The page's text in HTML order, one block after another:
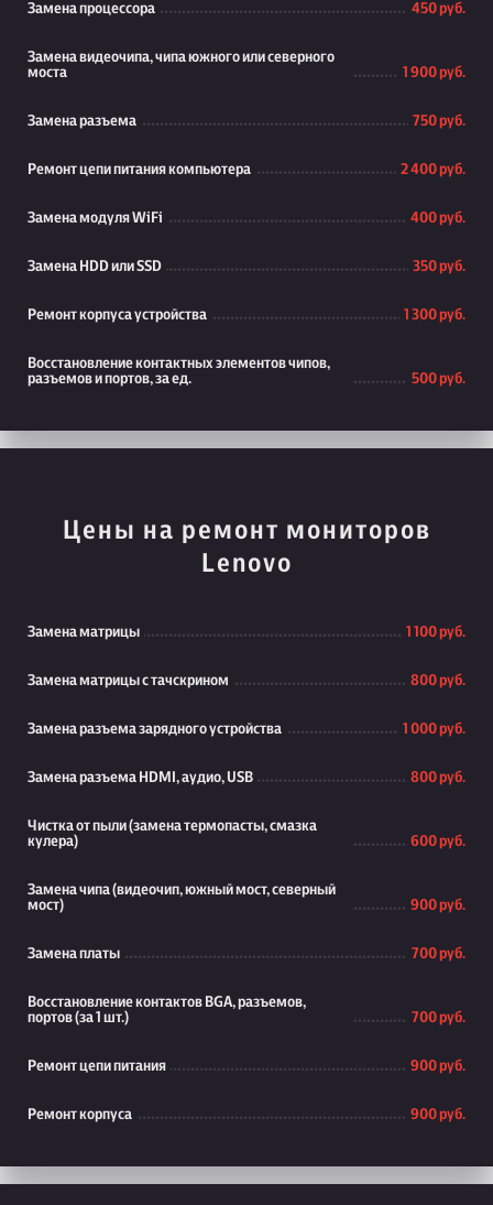
Замена процессора 450 руб.
Замена видеочипа, чипа южного или северного
моста
1 900 руб.
Замена разъема 750 руб.
Ремонт цепи питания компьютера 2 400 руб.
Замена модуля WiFi 400 руб.
Замена HDD или SSD 350 руб.
Ремонт корпуса устройства 1 300 руб.
Восстановление контактных элементов чипов,
разъемов и портов, за ед.
500 руб.
Цены на ремонт мониторов
Lenovo
Замена матрицы 1 100 руб.
Замена матрицы с тачскрином 800 руб.
Замена разъема зарядного устройства 1 000 руб.
Замена разъема HDMI, аудио, USB 800 руб.
Чистка от пыли (замена термопасты, смазка
кулера)
600 руб.
Замена чипа (видеочип, южный мост, северный
мост)
900 руб.
Замена платы 700 руб.
Восстановление контактов BGA, разъемов,
портов (за 1 шт.)
700 руб.
Ремонт цепи питания 900 руб.
Ремонт корпуса 900 руб.